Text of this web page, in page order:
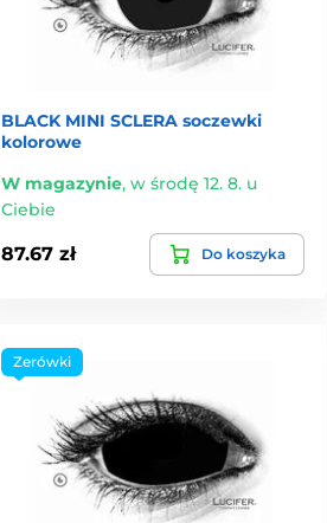
BLACK MINI SCLERA soczewki
kolorowe
W magazynie, w środę 12. 8. u
Ciebie
87.67 zł Do koszyka
Zerówki